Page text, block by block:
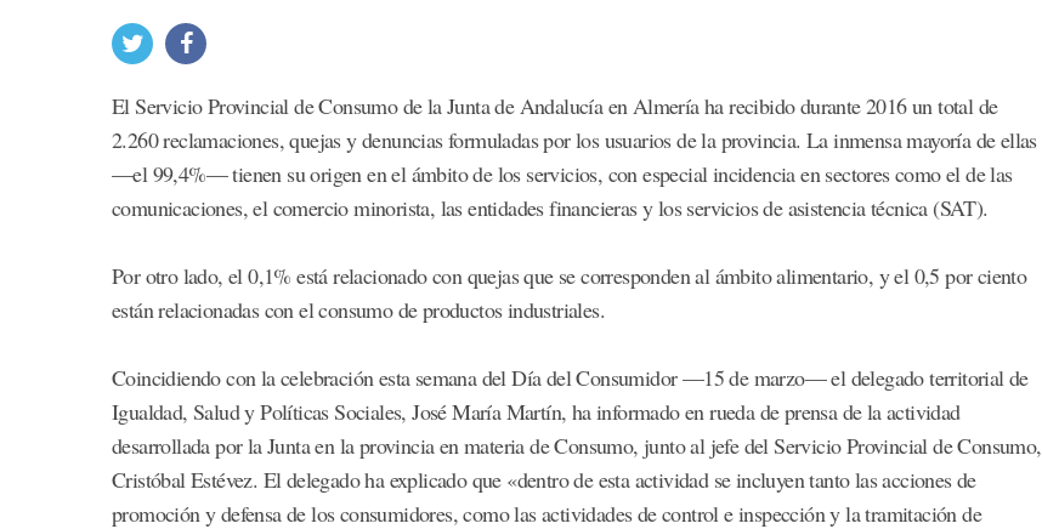
El Servicio Provincial de Consumo de la Junta de Andalucía en Almería ha recibido durante 2016 un total de
2.260 reclamaciones, quejas y denuncias formuladas por los usuarios de la provincia. La inmensa mayoría de ellas
—el 99,4%— tienen su origen en el ámbito de los servicios, con especial incidencia en sectores como el de las
comunicaciones, el comercio minorista, las entidades financieras y los servicios de asistencia técnica (SAT).
Por otro lado, el 0,1% está relacionado con quejas que se corresponden al ámbito alimentario, y el 0,5 por ciento
están relacionadas con el consumo de productos industriales.
Coincidiendo con la celebración esta semana del Día del Consumidor —15 de marzo— el delegado territorial de
Igualdad, Salud y Políticas Sociales, José María Martín, ha informado en rueda de prensa de la actividad
desarrollada por la Junta en la provincia en materia de Consumo, junto al jefe del Servicio Provincial de Consumo,
Cristóbal Estévez. El delegado ha explicado que «dentro de esta actividad se incluyen tanto las acciones de
promoción y defensa de los consumidores, como las actividades de control e inspección y la tramitación de